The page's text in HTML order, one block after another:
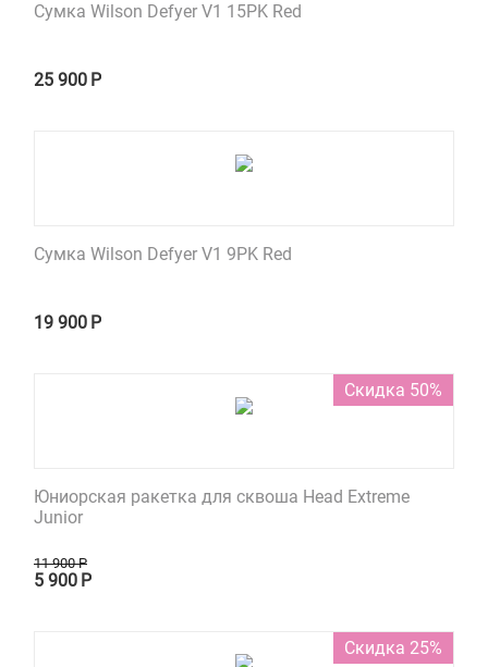
Сумка Wilson Defyer V1 15PK Red
25 900 Р
Сумка Wilson Defyer V1 9PK Red
19 900 Р
Скидка 50%
Юниорская ракетка для сквоша Head Extreme
Junior
11 900 Р
5 900 Р
Скидка 25%